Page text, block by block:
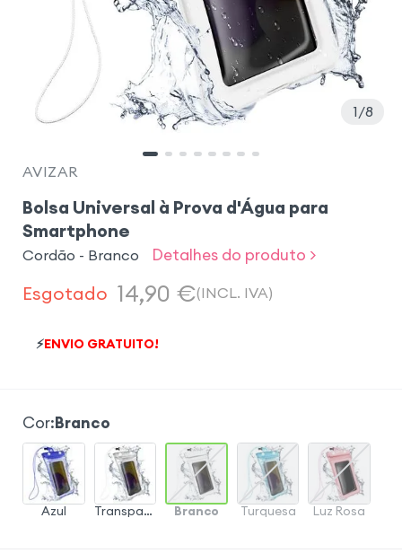
1 8
AVIZAR
Bolsa Universal à Prova d'Água para
Smartphone
Cordão - Branco Detalhes do produto >
Esgotado 14,90 €(INCL. IVA)
⚡ENVIO GRATUITO!
Cor:Branco
Azul Transparente Branco Turquesa Luz Rosa